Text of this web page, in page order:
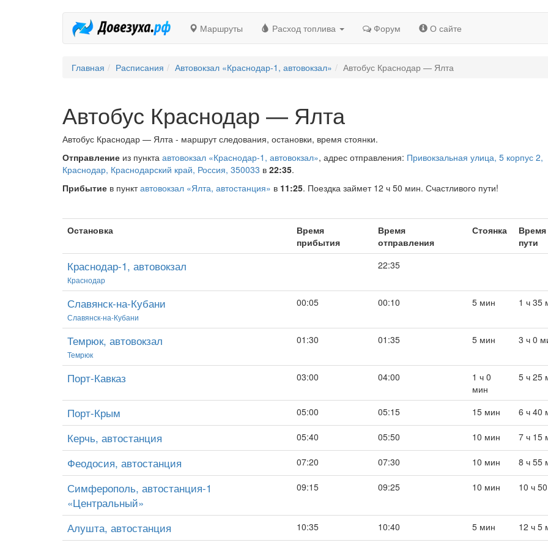
Маршруты Расход топлива Форум О сайте
Главная Расписания Автовокзал «Краснодар-1, автовокзал» Автобус Краснодар — Ялта
Автобус Краснодар — Ялта
Автобус Краснодар — Ялта - маршрут следования, остановки, время стоянки.
Отправление из пункта автовокзал «Краснодар-1, автовокзал», адрес отправления: Привокзальная улица, 5 корпус 2,
Краснодар, Краснодарский край, Россия, 350033 в 22:35.
Прибытие в пунктавтовокзал «Ялта, автостанция» в 11:25. Поездка займет 12 ч 50 мин. Счастливого пути!
Остановка
Время
прибытия
Время
отправления
Стоянка
Время
пути
Краснодар-1, автовокзал
Краснодар
22:35
Славянск-на-Кубани
Славянск-на-Кубани
00:05 00:10 5 мин 1 ч 35
Темрюк, автовокзал
Темрюк
01:30 01:35 5 мин 3 ч 0
Порт-Кавказ 03:00 04:00
1 ч 0
мин
5 ч 25
Порт-Крым 05:00 05:15 15 мин 6 ч 40
Керчь, автостанция 05:40 05:50 10 мин 7 ч 15
Феодосия, автостанция 07:20 07:30 10 мин 8 ч 55
Симферополь, автостанция-1
«Центральный»
09:15 09:25 10 мин 10 ч
Алушта, автостанция 10:35 10:40 5 мин 12 ч 5